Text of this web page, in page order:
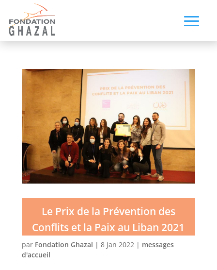
Le Prix de la Prévention des
Conflits et la Paix au Liban 2021
par Fondation Ghazal | 8 Jan 2022| messages
d'accueil